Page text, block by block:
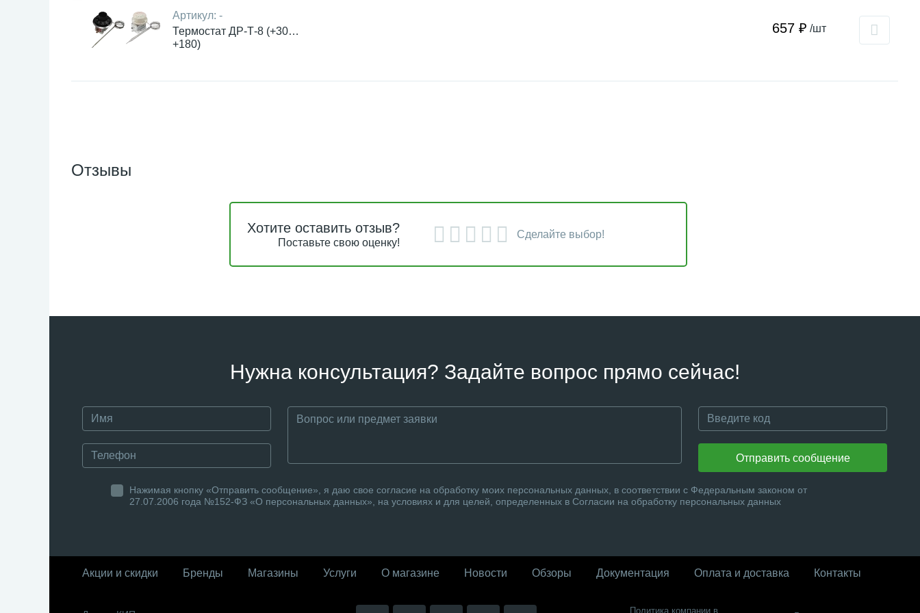
Артикул: -
Термостат ДР-Т-8 (+30…
+180)
657 ₽ /шт
Отзывы
Хотите оставить отзыв?
Поставьте свою оценку!
Сделайте выбор!
Нужна консультация? Задайте вопрос прямо сейчас!
Отправить сообщение
Нажимая кнопку «Отправить сообщение», я даю свое согласие на обработку моих персональных данных, в соответствии с Федеральным законом от
27.07.2006 года №152-ФЗ «О персональных данных», на условиях и для целей, определенных в Согласии на обработку персональных данных
Акции и скидки Бренды Магазины Услуги О магазине Новости Обзоры Документация Оплата и доставка Контакты
Политика компании в